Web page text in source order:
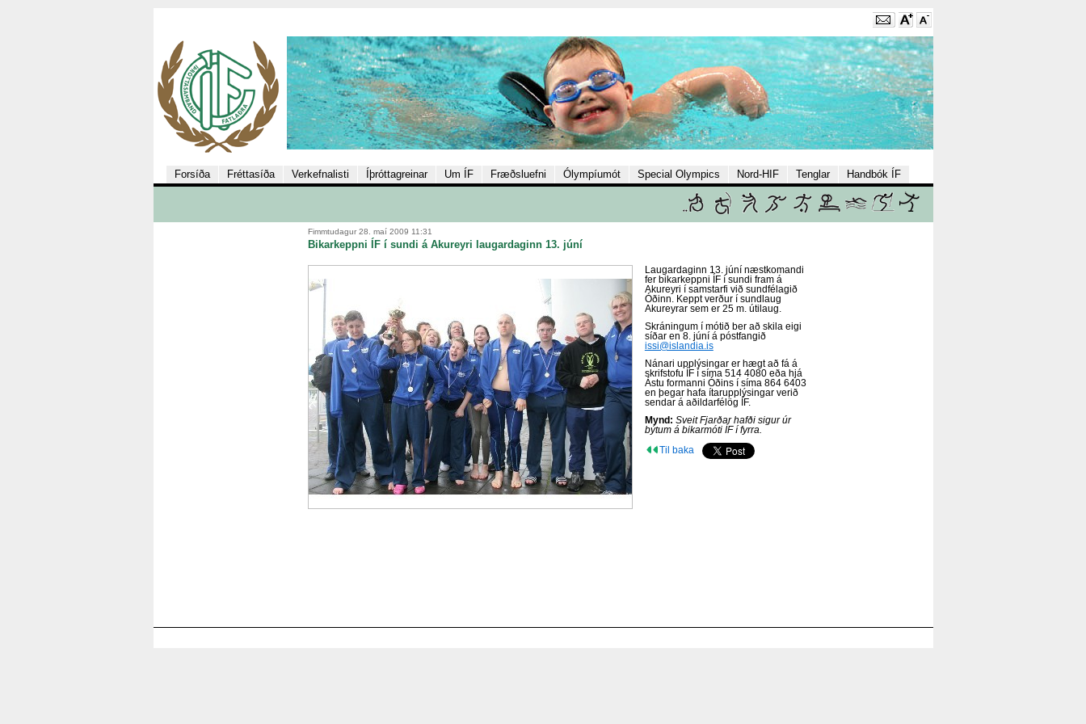
Forsíða Fréttasíða Verkefnalisti Íþróttagreinar Um ÍF Fræðsluefni Ólympíumót Special Olympics Nord-HIF Tenglar Handbók ÍF
Fimmtudagur 28. maí 2009 11:31
Bikarkeppni ÍF í sundi á Akureyri laugardaginn 13. júní
Laugardaginn 13. júní næstkomandi
fer bikarkeppni ÍF í sundi fram á
Akureyri í samstarfi við sundfélagið
Óðinn. Keppt verður í sundlaug
Akureyrar sem er 25 m. útilaug.
Skráningum í mótið ber að skila eigi
síðar en 8. júní á póstfangið
issi@islandia.is
Nánari upplýsingar er hægt að fá á
skrifstofu ÍF í síma 514 4080 eða hjá
Ástu formanni Óðins í síma 864 6403
en þegar hafa ítarupplýsingar verið
sendar á aðildarfélög ÍF.
Mynd: Sveit Fjarðar hafði sigur úr
býtum á bikarmóti ÍF í fyrra.
Til baka